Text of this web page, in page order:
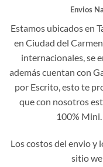
Envios
Estamos ubicados en
en Ciudad del
internacionales, se
además cuentan con
por Escrito, esto te
que con nosotros
100%
Los costos del envio y
sitio